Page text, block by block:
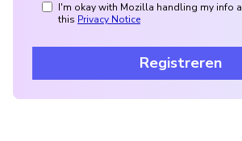
I'm okay with Mozilla handling my info
this Privacy Notice
Registreren